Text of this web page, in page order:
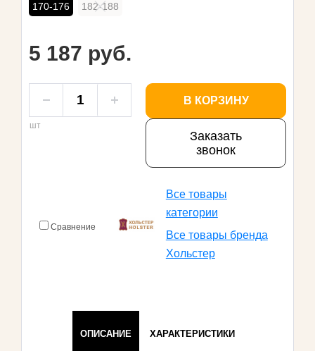
170-176 182-188
5 187 руб.
шт
В КОРЗИНУ
Заказать
звонок
Сравнение
Все товары
категории
Все товары бренда
Хольстер
ОПИСАНИЕ ХАРАКТЕРИСТИКИ